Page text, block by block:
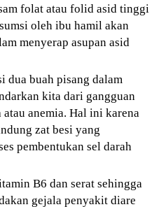
folat atau folid asid tinggi
oleh ibu hamil akan
menyerap asupan asid
dua buah pisang dalam
kita dari gangguan
anemia. Hal ini karena
zat besi yang
pembentukan sel darah
B6 dan serat sehingga
gejala penyakit diare